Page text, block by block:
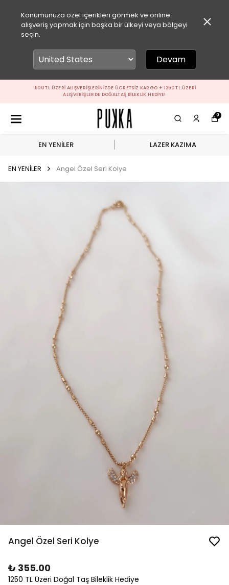
Konumunuza özel içerikleri görmek ve online
alışveriş yapmak için başka bir ülkeyi veya bölgeyi
seçin.
Devam
1500 TL ÜZERI ALIŞVERIŞLERINIZDE ÜCRETSIZ KARGO + 1250 TL ÜZERI
ALIŞVERIŞLERDE DOĞALTAŞ BILEKLIK HEDIYE!
0
EN YENİLER LAZER KAZIMA
EN YENİLER Angel Özel Seri Kolye
Angel Özel Seri Kolye
₺ 355.00
1250 TL Üzeri Doğal Taş Bileklik Hediye